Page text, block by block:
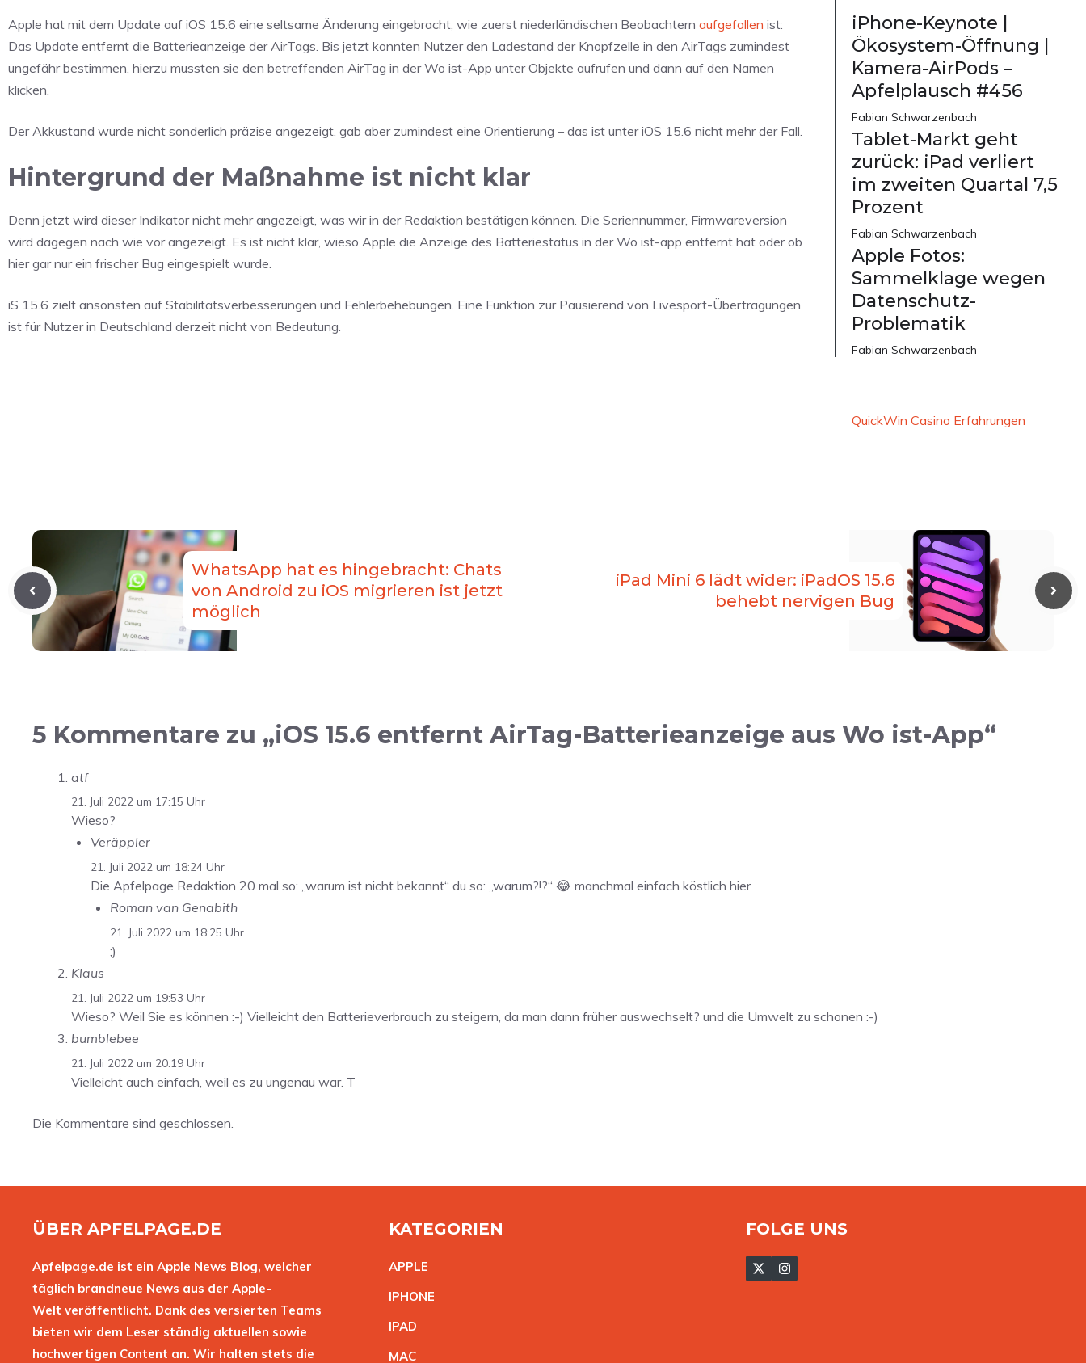
Apple hat mit dem Update auf iOS 15.6 eine seltsame Änderung eingebracht, wie zuerst niederländischen Beobachtern aufgefallen ist:
Das Update entfernt die Batterieanzeige der AirTags. Bis jetzt konnten Nutzer den Ladestand der Knopfzelle in den AirTags zumindest
ungefähr bestimmen, hierzu mussten sie den betreffenden AirTag in der Wo ist-App unter Objekte aufrufen und dann auf den Namen
klicken.
Der Akkustand wurde nicht sonderlich präzise angezeigt, gab aber zumindest eine Orientierung – das ist unter iOS 15.6 nicht mehr der Fall.
Hintergrund der Maßnahme ist nicht klar
Denn jetzt wird dieser Indikator nicht mehr angezeigt, was wir in der Redaktion bestätigen können. Die Seriennummer, Firmwareversion
wird dagegen nach wie vor angezeigt. Es ist nicht klar, wieso Apple die Anzeige des Batteriestatus in der Wo ist-app entfernt hat oder ob
hier gar nur ein frischer Bug eingespielt wurde.
iS 15.6 zielt ansonsten auf Stabilitätsverbesserungen und Fehlerbehebungen. Eine Funktion zur Pausierend von Livesport-Übertragungen
ist für Nutzer in Deutschland derzeit nicht von Bedeutung.
iPhone-Keynote |
Ökosystem-Öffnung |
Kamera-AirPods –
Apfelplausch #456
Fabian Schwarzenbach
Tablet-Markt geht
zurück: iPad verliert
im zweiten Quartal 7,5
Prozent
Fabian Schwarzenbach
Apple Fotos:
Sammelklage wegen
Datenschutz-
Problematik
Fabian Schwarzenbach
QuickWin Casino Erfahrungen
WhatsApp hat es hingebracht: Chats
von Android zu iOS migrieren ist jetzt
möglich
iPad Mini 6 lädt wider: iPadOS 15.6
behebt nervigen Bug
5 Kommentare zu „iOS 15.6 entfernt AirTag-Batterieanzeige aus Wo ist-App“
atf
21. Juli 2022 um 17:15 Uhr
Wieso?
Veräppler
21. Juli 2022 um 18:24 Uhr
Die Apfelpage Redaktion 20 mal so: „warum ist nicht bekannt“ du so: „warum?!?“ 😂 manchmal einfach köstlich hier
Roman van Genabith
21. Juli 2022 um 18:25 Uhr
;)
Klaus
21. Juli 2022 um 19:53 Uhr
Wieso? Weil Sie es können :-) Vielleicht den Batterieverbrauch zu steigern, da man dann früher auswechselt? und die Umwelt zu schonen :-)
bumblebee
21. Juli 2022 um 20:19 Uhr
Vielleicht auch einfach, weil es zu ungenau war. T
Die Kommentare sind geschlossen.
ÜBER APFELPAGE.DE
Apfelpage.de ist ein Apple News Blog, welcher
täglich brandneue News aus der Apple-
Welt veröffentlicht. Dank des versierten Teams
bieten wir dem Leser ständig aktuellen sowie
hochwertigen Content an. Wir halten stets die
KATEGORIEN
APPLE
IPHONE
IPAD
MAC
FOLGE UNS